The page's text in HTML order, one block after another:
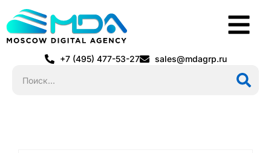
+7 (495) 477-53-27 sales@mdagrp.ru